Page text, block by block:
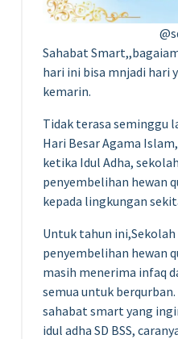
Sahabat
hari ini bisa mnjadi hari
kemarin.
Tidak terasa seminggu
Hari Besar Agama
ketika Idul Adha,
penyembelihan hewan
kepada lingkungan
Untuk tahun
penyembelihan hewan
masih menerima infaq
semua untuk
sahabat smart yang
idul adha SD BSS,